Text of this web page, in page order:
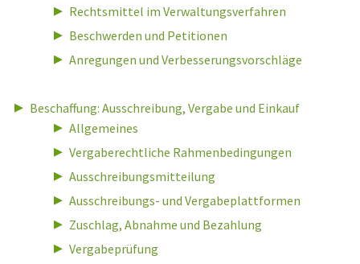
Rechtsmittel im Verwaltungsverfahren
Beschwerden und Petitionen
Anregungen und Verbesserungsvorschläge
Beschaffung: Ausschreibung, Vergabe und Einkauf
Allgemeines
Vergaberechtliche Rahmenbedingungen
Ausschreibungsmitteilung
Ausschreibungs- und Vergabeplattformen
Zuschlag, Abnahme und Bezahlung
Vergabeprüfung